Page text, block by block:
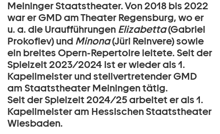
Meininger Staatstheater. Von 2018 bis 2022
war er GMD am Theater Regensburg, wo er
u. a. die Uraufführungen Elizabetta(Gabriel
Prokoﬁev) und Minona(Jüri Reinvere) sowie
ein breites Opern-Repertoire leitete. Seit der
Spielzeit 2023/2024 ist er wieder als 1.
Kapellmeister und stellvertretender GMD
am Staatstheater Meiningen tätig.
Seit der Spielzeit 2024/25 arbeitet er als 1.
Kapellmeister am Hessischen Staatstheater
Wiesbaden.